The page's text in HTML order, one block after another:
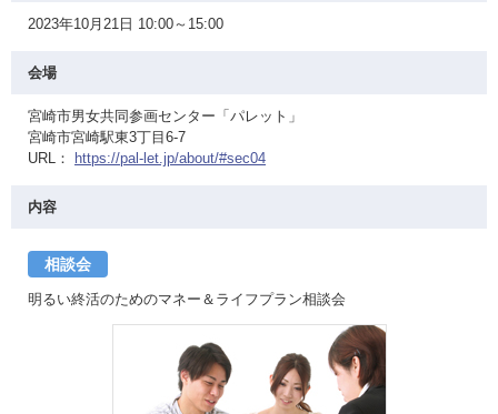
2023年10月21日 10:00～15:00
会場
宮崎市男女共同参画センター「パレット」
宮崎市宮崎駅東3丁目6-7
URL：
https://pal-let.jp/about/#sec04
内容
相談会
明るい終活のためのマネー＆ライフプラン相談会